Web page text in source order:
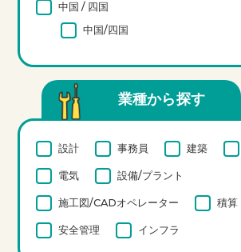
中国 / 四国
中国/四国
業種から探す
設計 事務員 建築
電気 設備/プラント
施工図/CADオペレーター 積算
安全管理 インフラ